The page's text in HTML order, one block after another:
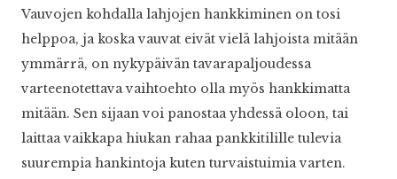
Vauvojen kohdalla lahjojen hankkiminen on tosi
helppoa, ja koska vauvat eivät vielä lahjoista mitään
ymmärrä, on nykypäivän tavarapaljoudessa
varteenotettava vaihtoehto olla myös hankkimatta
mitään. Sen sijaan voi panostaa yhdessä oloon, tai
laittaa vaikkapa hiukan rahaa pankkitilille tulevia
suurempia hankintoja kuten turvaistuimia varten.